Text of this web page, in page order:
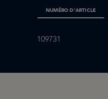
NUMÉRO D’ARTICLE
109731